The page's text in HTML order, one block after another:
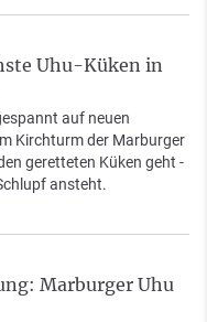
Uhu-Küken in
auf neuen
Kirchturm der Marburger
geretteten Küken geht -
ansteht.
Marburger Uhu